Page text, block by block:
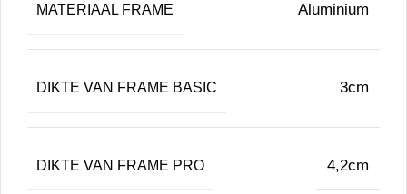
MATERIAAL FRAME Aluminium
DIKTE VAN FRAME BASIC 3cm
DIKTE VAN FRAME PRO 4,2cm